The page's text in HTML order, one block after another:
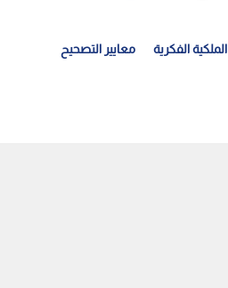
الملكية الفكرية معايير التصحيح